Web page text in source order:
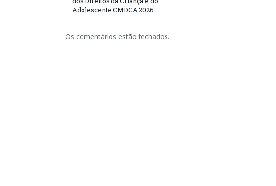
Adolescente CMDCA 2026
Os comentários estão fechados.